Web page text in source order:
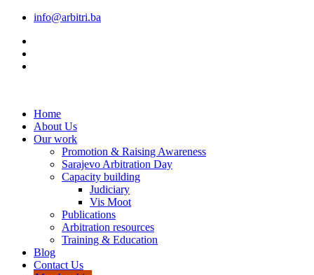
info@arbitri.ba
Home
About Us
Our work
Promotion & Raising Awareness
Sarajevo Arbitration Day
Capacity building
Judiciary
Vis Moot
Publications
Arbitration resources
Training & Education
Blog
Contact Us